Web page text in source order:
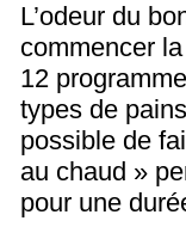
L’odeur du
commencer
12
types de
possible de
au chaud »
pour une